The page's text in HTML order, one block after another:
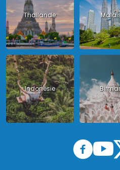
Thailande
Indonésie